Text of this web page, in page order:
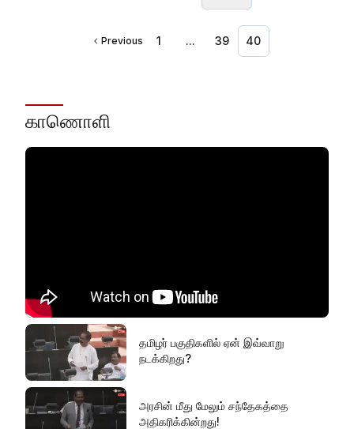
Previous 1 ... 39 40
காணொளி
தமிழர் பகுதிகளில் ஏன் இவ்வாறு
நடக்கிறது?
அரசின் மீது மேலும் சந்தேகத்தை
அதிகரிக்கின்றது!